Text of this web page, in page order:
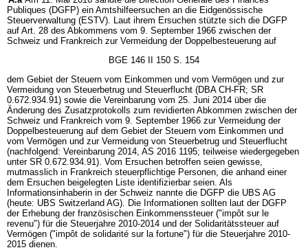
Publiques (DGFP) ein Amtshilfeersuchen an die Eidgenössische
Steuerverwaltung (ESTV). Laut ihrem Ersuchen stützte sich die DGFP
auf Art. 28 des Abkommens vom 9. September 1966 zwischen der
Schweiz und Frankreich zur Vermeidung der Doppelbesteuerung auf
BGE 146 II 150 S. 154
dem Gebiet der Steuern vom Einkommen und vom Vermögen und zur
Vermeidung von Steuerbetrug und Steuerflucht (DBA CH-FR; SR
0.672.934.91) sowie die Vereinbarung vom 25. Juni 2014 über die
Änderung des Zusatzprotokolls zum revidierten Abkommen zwischen der
Schweiz und Frankreich vom 9. September 1966 zur Vermeidung der
Doppelbesteuerung auf dem Gebiet der Steuern vom Einkommen und
vom Vermögen und zur Vermeidung von Steuerbetrug und Steuerflucht
(nachfolgend: Vereinbarung 2014, AS 2016 1195; teilweise wiedergegeben
unter SR 0.672.934.91). Vom Ersuchen betroffen seien gewisse,
mutmasslich in Frankreich steuerpflichtige Personen, die anhand einer
dem Ersuchen beigelegten Liste identifizierbar seien. Als
Informationsinhaberin in der Schweiz nannte die DGFP die UBS AG
(heute: UBS Switzerland AG). Die Informationen sollten laut der DGFP
der Erhebung der französischen Einkommenssteuer ("impôt sur le
revenu") für die Steuerjahre 2010-2014 und der Solidaritätssteuer auf
Vermögen ("impôt de solidarité sur la fortune") für die Steuerjahre 2010-
2015 dienen.